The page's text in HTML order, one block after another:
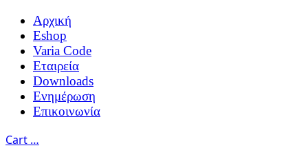
Αρχική
Eshop
Varia Code
Εταιρεία
Downloads
Ενημέρωση
Επικοινωνία
Cart …